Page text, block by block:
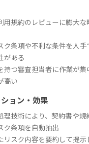
用規約のレビューに膨大な
ク条項や不利な条件を人手
がある
持つ審査担当者に作業が集
高い
ョン・効果
理技術により、契約書や規
ク条項を自動抽出
リスク内容を要約して提示